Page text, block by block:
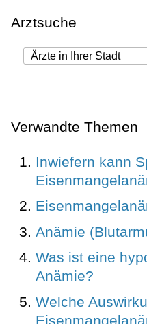
Arztsuche
Verwandte Themen
Inwiefern kann
Anämie
Was ist eine
Anämie?
Welche